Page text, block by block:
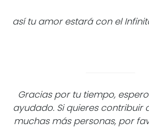
así tu amor estará con el
Gracias por tu tiempo,
ayudado. Si quieres contribuir
muchas más personas, por